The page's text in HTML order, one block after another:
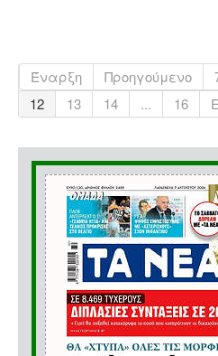
Έναρξη Προηγούμενο
12
13 14 ... 16